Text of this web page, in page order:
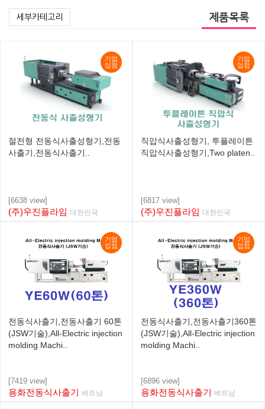
세부카테고리 제품목록
기업
입점
절전형 전동식사출성형기,전동
사출기,전동식사출기..
[6638 view]
(주)우진플라임 대한민국
기업
입점
직압식사출성형기, 투플레이튼
직압식사출성형기,Two platen..
[6817 view]
(주)우진플라임 대한민국
기업
입점
전동식사출기,전동사출기 60톤
(JSW기술),All-Electric injection
molding Machi..
[7419 view]
용화전동식사출기 베트남
기업
입점
전동식사출기,전동사출기360톤
(JSW기술),All-Electric injection
molding Machi..
[6896 view]
용화전동식사출기 베트남